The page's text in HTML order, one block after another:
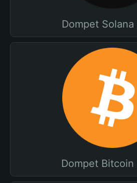
Dompet Solana
Dompet Bitcoin